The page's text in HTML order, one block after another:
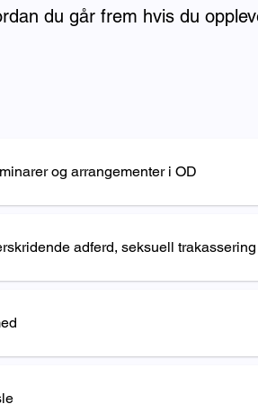
du går frem hvis du
og arrangementer i OD
adferd, seksuell